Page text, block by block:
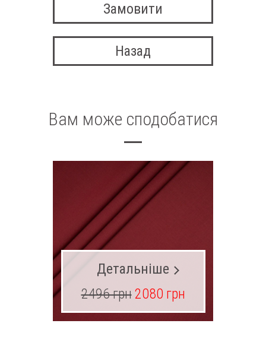
Замовити
Назад
Вам може сподобатися
Детальніше
2496 грн2080 грн